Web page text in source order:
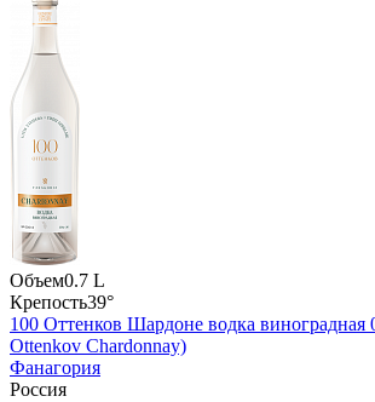
Объем0.7 L
Крепость39°
100 Оттенков Шардоне водка виноградная
Ottenkov Chardonnay)
Фанагория
Россия